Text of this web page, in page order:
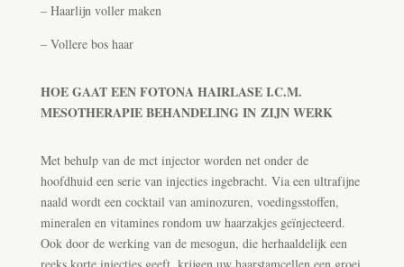
– Haarlijn voller maken
– Vollere bos haar
HOE GAAT EEN FOTONA HAIRLASE I.C.M.
MESOTHERAPIE BEHANDELINGIN ZIJN WERK
Met behulp van de mct injector worden net onder de
hoofdhuid een serie van injecties ingebracht. Via een ultrafijne
naald wordt een cocktail van aminozuren, voedingsstoffen,
mineralen en vitamines rondom uw haarzakjes geïnjecteerd.
Ook door de werking van de mesogun, die herhaaldelijk een